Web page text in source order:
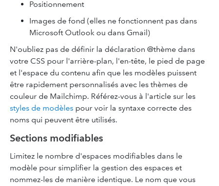
Positionnement
Images de fond (elles ne fonctionnent pas dans
Microsoft Outlook ou dans Gmail)
N'oubliez pas de définir la déclaration @thème dans
votre CSS pour l'arrière-plan, l'en-tête, le pied de page
et l'espace du contenu afin que les modèles puissent
être rapidement personnalisés avec les thèmes de
couleur de Mailchimp. Référez-vous à l'article sur les
styles de modèles pour voir la syntaxe correcte des
noms qui peuvent être utilisés.
Sections modifiables
Limitez le nombre d'espaces modifiables dans le
modèle pour simplifier la gestion des espaces et
nommez-les de manière identique. Le nom que vous